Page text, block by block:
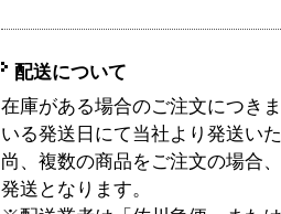
配送について
在庫がある場合のご注文につき
いる発送日にて当社より発送い
尚、複数の商品をご注文の場合
発送となります。